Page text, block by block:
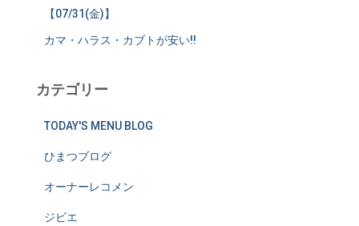
【07/31(金)】
カマ・ハラス・カブトが安い!!
カテゴリー
TODAY'S MENU BLOG
ひまつブログ
オーナーレコメン
ジビエ